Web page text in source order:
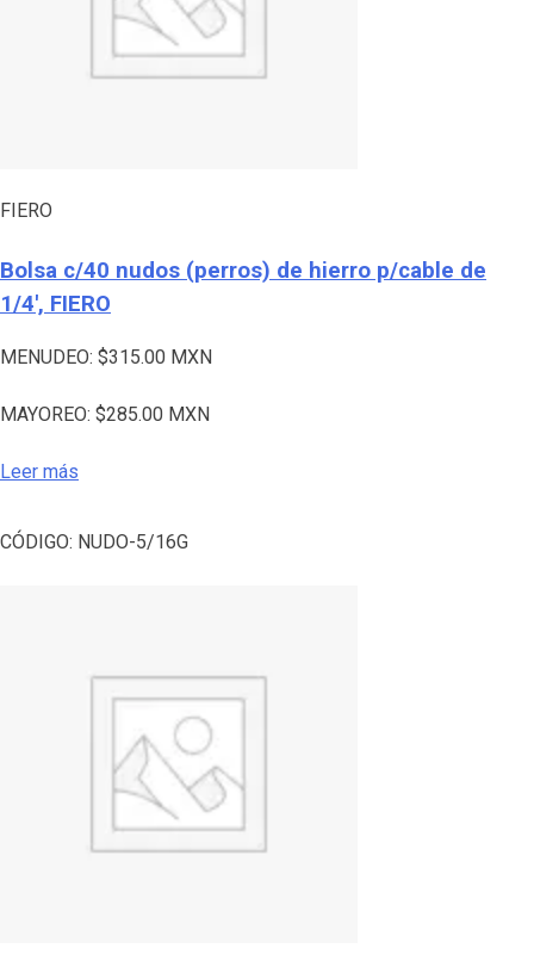
FIERO
Bolsa c/40 nudos (perros) de hierro p/cable de
1/4′, FIERO
MENUDEO: $315.00 MXN
MAYOREO: $285.00 MXN
Leer más
CÓDIGO: NUDO-5/16G